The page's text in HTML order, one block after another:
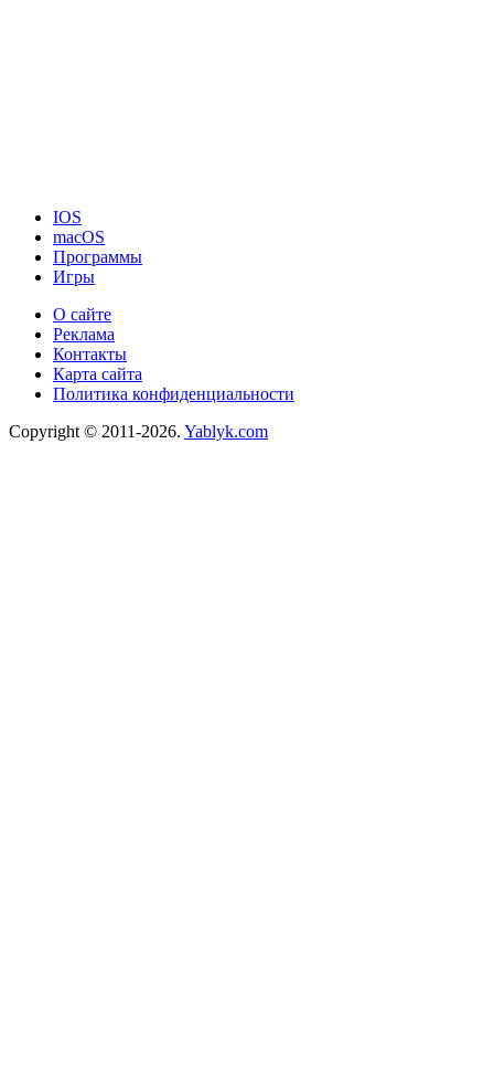
IOS
macOS
Программы
Игры
О сайте
Реклама
Контакты
Карта сайта
Политика конфиденциальности
Copyright © 2011-2026. Yablyk.сom